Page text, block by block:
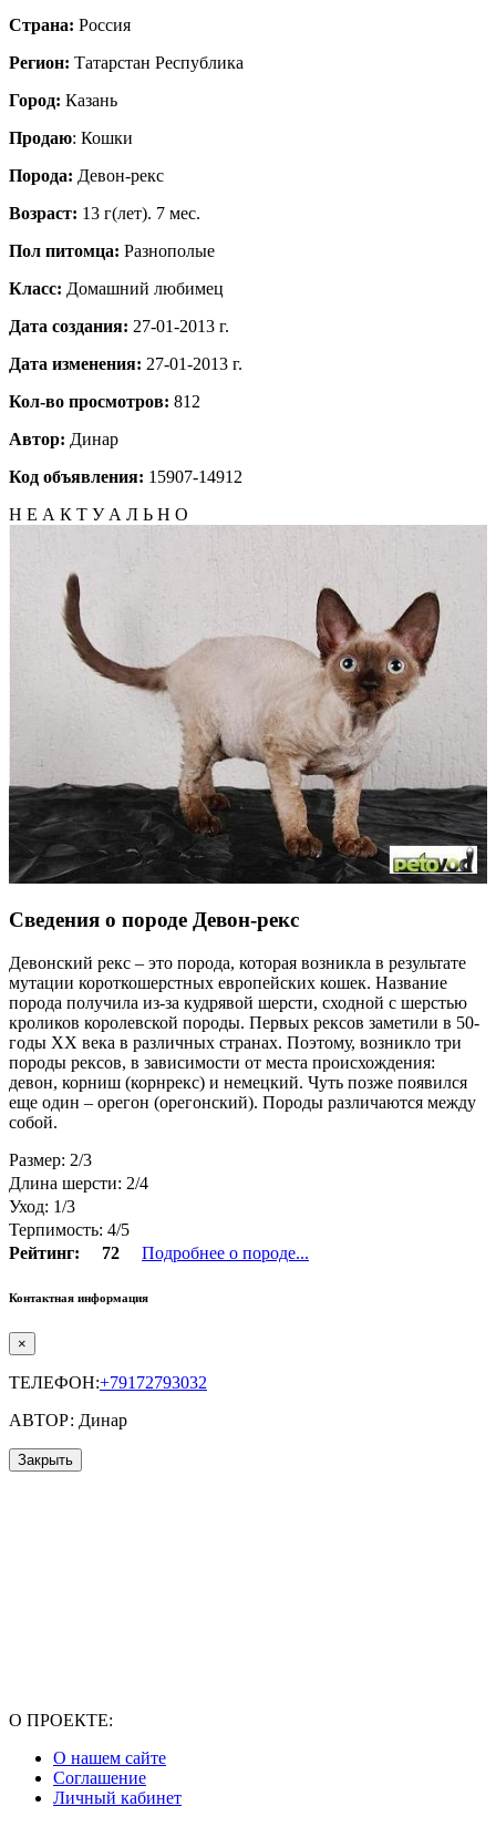
Страна: Россия
Регион: Татарстан Республика
Город: Казань
Продаю: Кошки
Порода: Девон-рекс
Возраст: 13 г(лет). 7 мес.
Пол питомца: Разнополые
Класс: Домашний любимец
Дата создания: 27-01-2013 г.
Дата изменения: 27-01-2013 г.
Кол-во просмотров: 812
Автор: Динар
Код объявления: 15907-14912
Н Е А К Т У А Л Ь Н О
Сведения о породе Девон-рекс
Девонский рекс – это порода, которая возникла в результате
мутации короткошерстных европейских кошек. Название
порода получила из-за кудрявой шерсти, сходной с шерстью
кроликов королевской породы. Первых рексов заметили в 50-
годы ХХ века в различных странах. Поэтому, возникло три
породы рексов, в зависимости от места происхождения:
девон, корниш (корнрекс) и немецкий. Чуть позже появился
еще один – орегон (орегонский). Породы различаются между
собой.
Размер: 2/3
Длина шерсти: 2/4
Уход: 1/3
Терпимость: 4/5
Рейтинг:
72 Подробнее о породе...
Контактная информация
×
ТЕЛЕФОН:+79172793032
АВТОР: Динар
Закрыть
О ПРОЕКТЕ:
О нашем сайте
Соглашение
Личный кабинет